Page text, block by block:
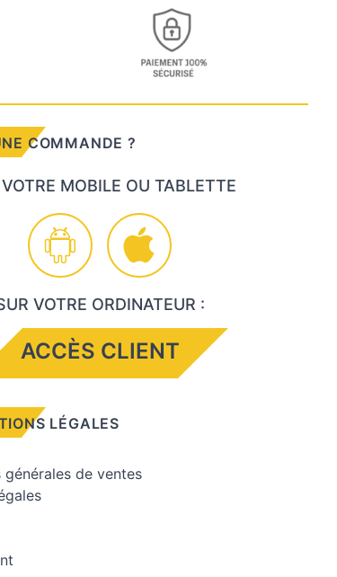
COMMANDE ?
MOBILE OU TABLETTE
VOTRE ORDINATEUR :
ACCÈS CLIENT
LÉGALES
de ventes